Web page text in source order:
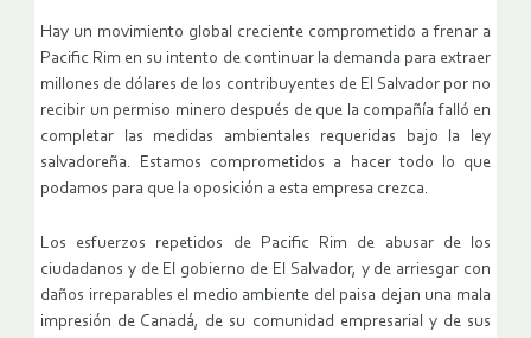
Hay un movimiento global creciente comprometido a frenar a
Pacific Rim en su intento de continuar la demanda para extraer
millones de dólares de los contribuyentes de El Salvador por no
recibir un permiso minero después de que la compañía falló en
completar las medidas ambientales requeridas bajo la ley
salvadoreña. Estamos comprometidos a hacer todo lo que
podamos para que la oposición a esta empresa crezca.
Los esfuerzos repetidos de Pacific Rim de abusar de los
ciudadanos y de El gobierno de El Salvador, y de arriesgar con
daños irreparables el medio ambiente del paisa dejan una mala
impresión de Canadá, de su comunidad empresarial y de sus